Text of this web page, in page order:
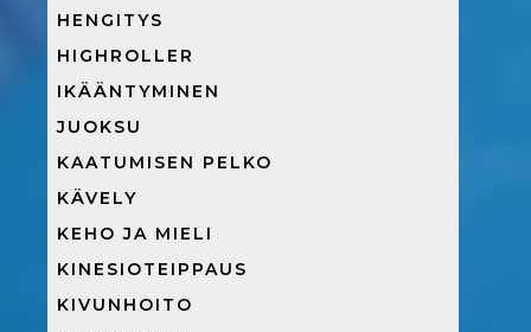
HENGITYS
HIGHROLLER
IKÄÄNTYMINEN
JUOKSU
KAATUMISEN PELKO
KÄVELY
KEHO JA MIELI
KINESIOTEIPPAUS
KIVUNHOITO